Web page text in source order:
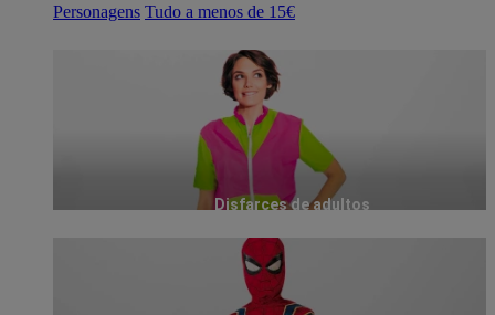
Personagens Tudo a menos de 15€
Disfarces de adultos